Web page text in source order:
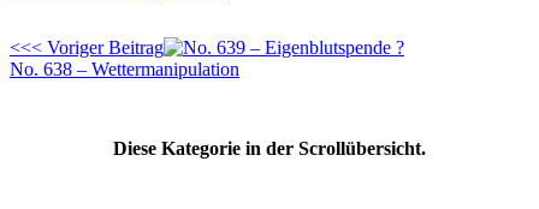
<<< Voriger Beitrag
No. 638 – Wettermanipulation
Diese Kategorie in der Scrollübersicht.